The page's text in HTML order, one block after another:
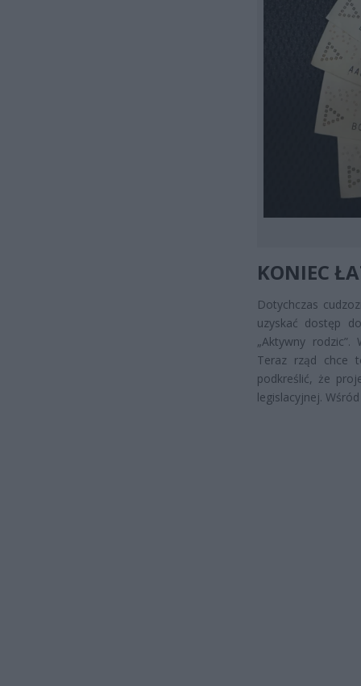
KONIEC
Dotychczas
uzyskać dostęp
„Aktywny rodzic”.
Teraz rząd chce
podkreślić, że
legislacyjnej.